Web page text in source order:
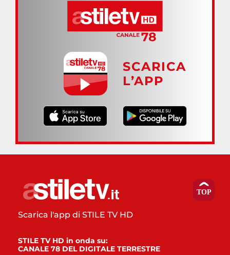
SCARICA
L’APP
Scarica l'app di STILE TV HD
STILE TV HD in onda su:
CANALE 78 DEL DIGITALE TERRESTRE